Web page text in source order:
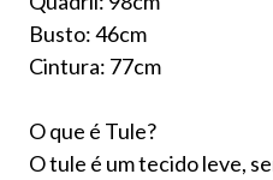
Busto: 46cm
Cintura: 77cm
O que é Tule?
O tule é um tecido leve,